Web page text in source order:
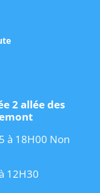
2 allée des
à 18H00 Non
12H30